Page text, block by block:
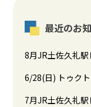
最近のお
8月JR土佐久礼
6/28(日) トゥク
7月JR土佐久礼